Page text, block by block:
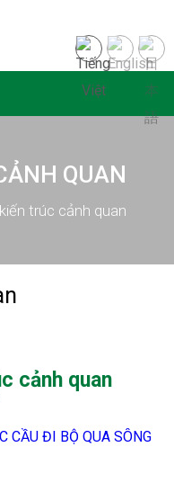
QUAN
trúc cảnh quan
cảnh quan